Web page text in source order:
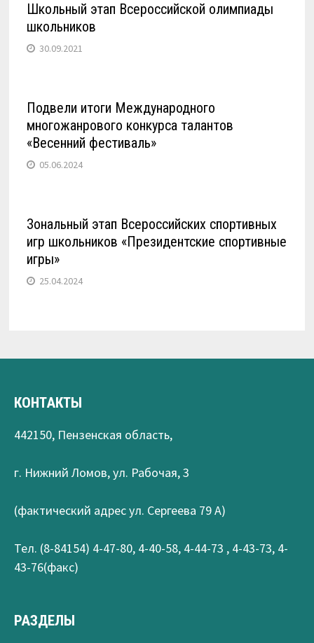
Школьный этап Всероссийской олимпиады
школьников
30.09.2021
Подвели итоги Международного
многожанрового конкурса талантов
«Весенний фестиваль»
05.06.2024
Зональный этап Всероссийских спортивных
игр школьников «Президентские спортивные
игры»
25.04.2024
КОНТАКТЫ
442150, Пензенская область,
г. Нижний Ломов, ул. Рабочая, 3
(фактический адрес ул. Сергеева 79 А)
Тел. (8-84154) 4-47-80, 4-40-58, 4-44-73 , 4-43-73, 4-
43-76(факс)
РАЗДЕЛЫ